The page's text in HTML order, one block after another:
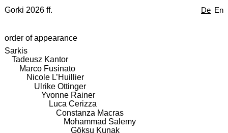
De En
Gorki 2026 ff.
order of appearance
Sarkis
Tadeusz Kantor
Marco Fusinato
Nicole L’Huillier
Ulrike Ottinger
Yvonne Rainer
Luca Cerizza
Constanza Macras
Mohammad Salemy
Göksu Kunak